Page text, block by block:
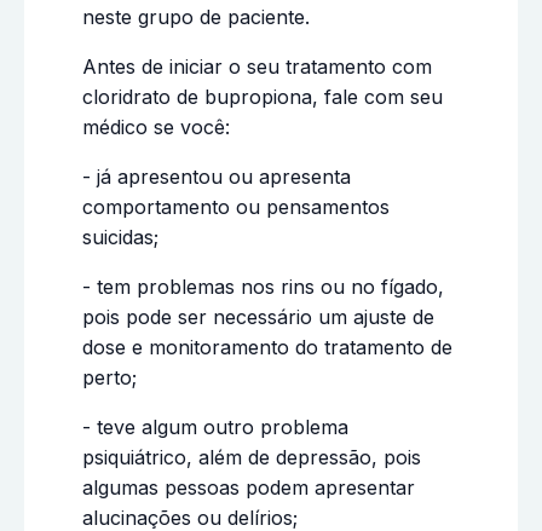
neste grupo de paciente.
Antes de iniciar o seu tratamento com
cloridrato de bupropiona, fale com seu
médico se você:
- já apresentou ou apresenta
comportamento ou pensamentos
suicidas;
- tem problemas nos rins ou no fígado,
pois pode ser necessário um ajuste de
dose e monitoramento do tratamento de
perto;
- teve algum outro problema
psiquiátrico, além de depressão, pois
algumas pessoas podem apresentar
alucinações ou delírios;